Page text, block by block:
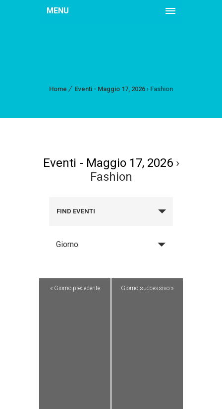
MENU
Home Eventi - Maggio 17, 2026 › Fashion
Eventi - Maggio 17, 2026›
Fashion
FIND EVENTI
Giorno
« Giorno precedente Giorno successivo »